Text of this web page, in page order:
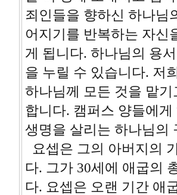
죄인들을 향하신 하나님
어지기를 반복하는 자신
게 됩니다. 하나님의 용
을 누릴 수 있습니다. 저
하나님께 모든 것을 맡
합니다. 캠퍼스 양들에
생명을 살리는 하나님의
요셉은 그의 아버지의
다. 그가 30세에 애굽의
다. 요셉은 오랜 기간 애